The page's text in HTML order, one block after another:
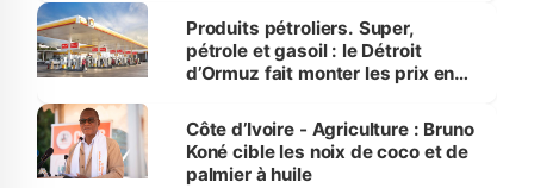
menacées
Produits pétroliers. Super,
pétrole et gasoil : le Détroit
d’Ormuz fait monter les prix en
Côte d’Ivoire - Agriculture : Bruno
Koné cible les noix de coco et de
palmier à huile